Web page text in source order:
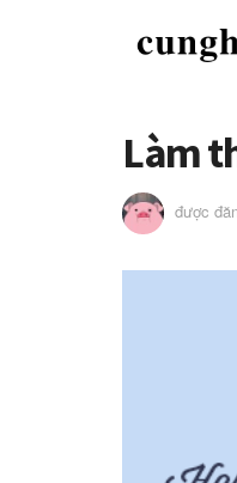
Làm
được